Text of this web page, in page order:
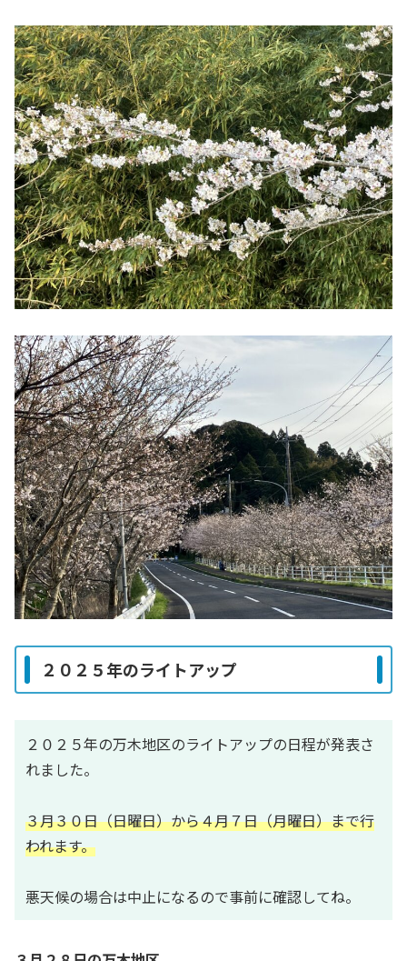
２０２５年のライトアップ
２０２５年の万木地区のライトアップの日程が発表さ
れました。
３月３０日（日曜日）から４月７日（月曜日）まで行
われます。
悪天候の場合は中止になるので事前に確認してね。